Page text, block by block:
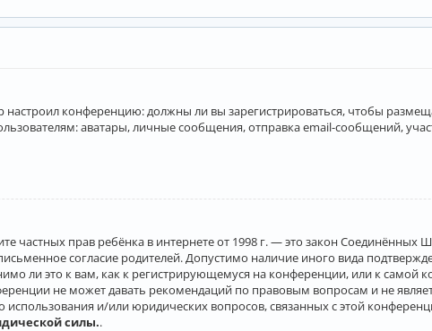
настроил конференцию: должны ли вы зарегистрироваться, чтобы
аватары, личные сообщения, отправка email-сообщений,
частных прав ребёнка в интернете от 1998 г. — это закон
согласие родителей. Допустимо наличие иного вида
ли это к вам, как к регистрирующемуся на конференции, или к самой
не может давать рекомендаций по правовым вопросам и не
и/или юридических вопросов, связанных с этой
силы..